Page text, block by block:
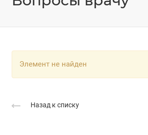
Элемент не найден
Назад к списку